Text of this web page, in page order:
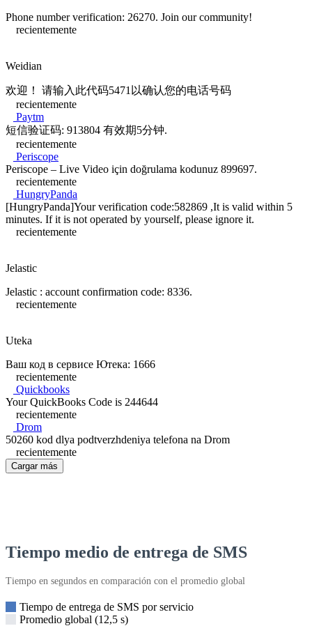
Phone number verification: 26270. Join our community!
recientemente
Weidian
欢迎！ 请输入此代码5471以确认您的电话号码
recientemente
Paytm
短信验证码: 913804 有效期5分钟.
recientemente
Periscope
Periscope – Live Video için doğrulama kodunuz 899697.
recientemente
HungryPanda
[HungryPanda]Your verification code:582869 ,It is valid within 5
minutes. If it is not operated by yourself, please ignore it.
recientemente
Jelastic
Jelastic : account confirmation code: 8336.
recientemente
Uteka
Ваш код в сервисе Ютека: 1666
recientemente
Quickbooks
Your QuickBooks Code is 244644
recientemente
Drom
50260 kod dlya podtverzhdeniya telefona na Drom
recientemente
Cargar más
Tiempo medio de entrega de SMS
Tiempo en segundos en comparación con el promedio global
Tiempo de entrega de SMS por servicio
Promedio global (12,5 s)